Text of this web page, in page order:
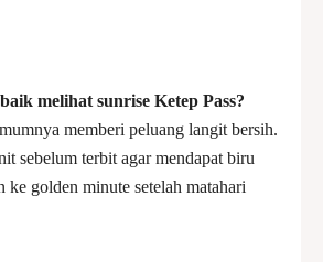
melihat sunrise Ketep Pass?
memberi peluang langit bersih.
sebelum terbit agar mendapat biru
ke golden minute setelah matahari